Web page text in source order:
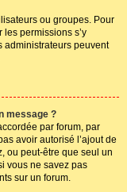
ou groupes. Pour
les permissions s’y
administrateurs peuvent
message ?
par forum, par
avoir autorisé l’ajout de
ou peut-être que seul un
vous ne savez pas
sur un forum.